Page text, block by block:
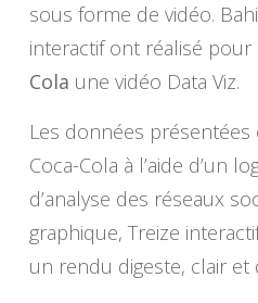
sous forme de vidéo.
interactif ont réalisé
Cola une vidéo Data Viz.
Les données
Coca-Cola à l’aide d’un
d’analyse des réseaux
graphique, Treize
un rendu digeste, clair et